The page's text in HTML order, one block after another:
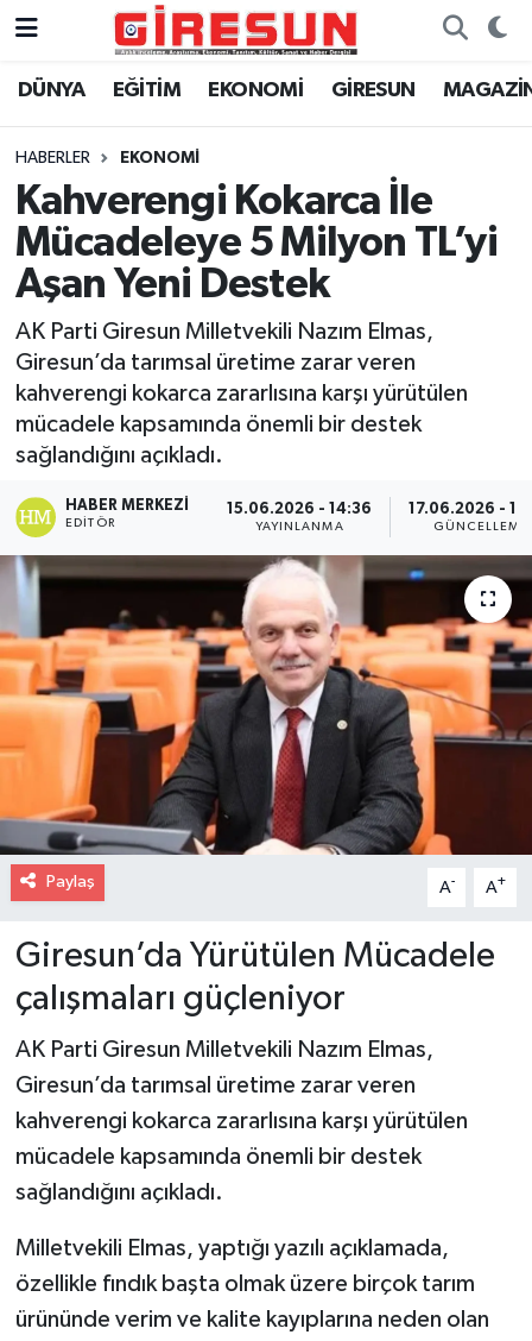
DÜNYA EĞİTİM EKONOMİ GİRESUN
HABERLER EKONOMİ
Kahverengi Kokarca İle
Mücadeleye 5 Milyon TL’yi
Aşan Yeni Destek
AK Parti Giresun Milletvekili Nazım Elmas,
Giresun’da tarımsal üretime zarar veren
kahverengi kokarca zararlısına karşı yürütülen
mücadele kapsamında önemli bir destek
sağlandığını açıkladı.
HABER MERKEZI
EDITÖR
15.06.2026 - 14:36
YAYINLANMA
17.06.2026 -
GÜNCELLEME
Paylaş A- A+
Giresun’da Yürütülen Mücadele
çalışmaları güçleniyor
AK Parti Giresun Milletvekili Nazım Elmas,
Giresun’da tarımsal üretime zarar veren
kahverengi kokarca zararlısına karşı yürütülen
mücadele kapsamında önemli bir destek
sağlandığını açıkladı.
Milletvekili Elmas, yaptığı yazılı açıklamada,
özellikle fındık başta olmak üzere birçok tarım
ürününde verim ve kalite kayıplarına neden olan
Hava Durumu
Trafik Durumu
Süper Lig Puan Durumu ve Fikstür
Tüm Manşetler
Son Dakika Haberleri
Haber Arşivi